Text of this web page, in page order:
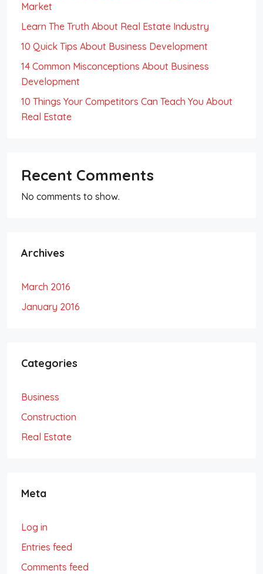
Market
Learn The Truth About Real Estate Industry
10 Quick Tips About Business Development
14 Common Misconceptions About Business
Development
10 Things Your Competitors Can Teach You About
Real Estate
Recent Comments
No comments to show.
Archives
March 2016
January 2016
Categories
Business
Construction
Real Estate
Meta
Log in
Entries feed
Comments feed